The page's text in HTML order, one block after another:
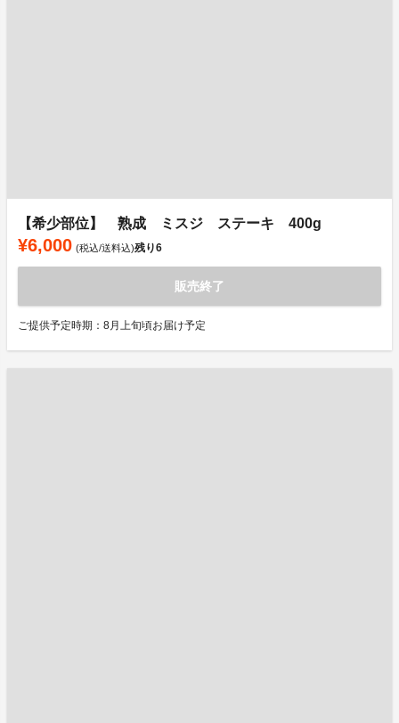
【希少部位】 熟成 ミスジ ステーキ 400g
¥6,000 (税込/送料込)残り6
販売終了
ご提供予定時期：8月上旬頃お届け予定